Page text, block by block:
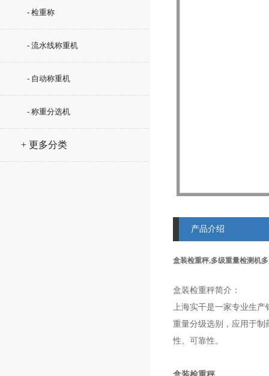
- 检重称
- 流水线称重机
- 自动称重机
- 称重分选机
+ 更多分类
产品介绍
盒装检重秤,多级重量检测机
盒装检重秤简介：
上海实干是一家专业生产
重量分级选别，应用于制
性、可靠性。